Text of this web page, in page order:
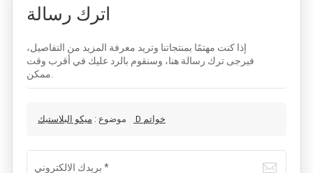
اترك رسالة
إذا كنت مهتمًا بمنتجاتنا وتريد معرفة المزيد من التفاصيل،
فيرجى ترك رسالة هنا، وسنقوم بالرد عليك في أقرب وقت
ممكن.
موضوع : ميكو البلاستيك D خواتم